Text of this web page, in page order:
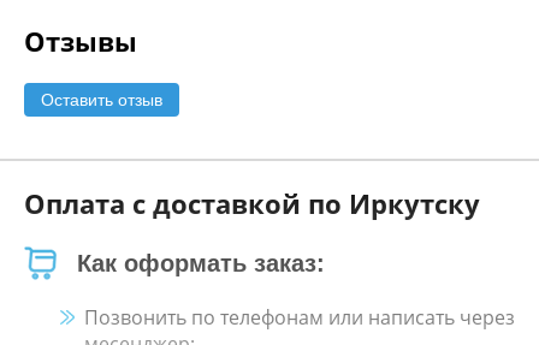
Отзывы
Оставить отзыв
Оплата с доставкой по Иркутску
Как оформать заказ:
Позвонить по телефонам или написать через